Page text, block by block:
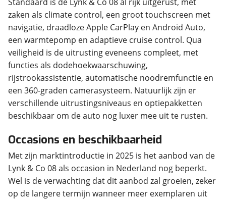
zaken als climate control, een groot touchscreen met
navigatie, draadloze Apple CarPlay en Android Auto,
een warmtepomp en adaptieve cruise control. Qua
veiligheid is de uitrusting eveneens compleet, met
functies als dodehoekwaarschuwing,
rijstrookassistentie, automatische noodremfunctie en
een 360-graden camerasysteem. Natuurlijk zijn er
verschillende uitrustingsniveaus en optiepakketten
beschikbaar om de auto nog luxer mee uit te rusten.
Occasions en beschikbaarheid
Met zijn marktintroductie in 2025 is het aanbod van de
Lynk & Co 08 als occasion in Nederland nog beperkt.
Wel is de verwachting dat dit aanbod zal groeien, zeker
op de langere termijn wanneer meer exemplaren uit